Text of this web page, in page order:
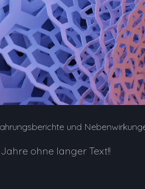
und
ohne langer Text!!